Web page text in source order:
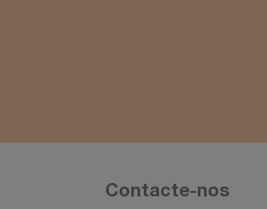
Contacte-nos